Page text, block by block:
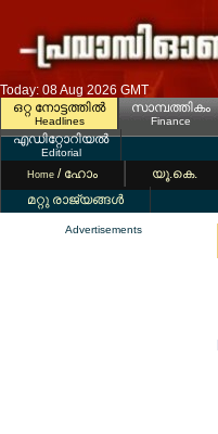
Today: 08 Aug 2026 GMT
ഒറ്റ നോട്ടത്തില്‍
Headlines
സാമ്പത്തികം
Finance
എഡിറ്റോറിയല്‍
Editorial
Home / ഹോം യൂ.കെ.
മറ്റു രാജ്യങ്ങള്‍
Advertisements